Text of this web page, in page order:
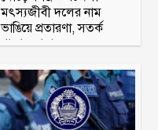
মৎস্যজীবী দলের নাম
ভাঙিয়ে প্রতারণা, সতর্ক
থাকার আহ্বান